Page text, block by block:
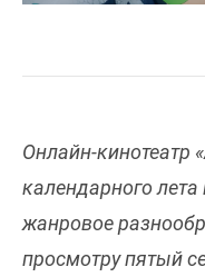
Онлайн-кинотеатр
календарного
жанровое
просмотру пятый